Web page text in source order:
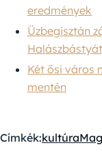
eredmények
Üzbegisztán
Két ősi város
mentén
Címkék:kultúra